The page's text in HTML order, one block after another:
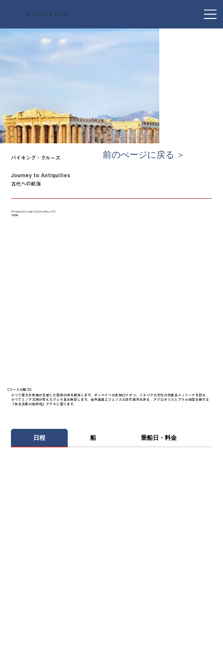
オーシャンドリーム
《​コースの魅力》
かつて偉大な帝国が支配した歴史の海を航海します。ポンペイへの玄関口ナポリ、シチリアの文化の交差点メッシーナを訪れ、
かつてミノア文明が栄えたクレタ島を探訪します。世界遺産エフェソスの古代都市を歩き、アクロポリスとプラカ地区を擁する
「民主主義の発祥地」アテネに浸ります。
日程 船 乗船日・料金
バイキング・クルーズ
Journey to Antiquities
古代への航海
アテネ(ピレウス) ⇔ ローマ(チヴィタヴェッキア)
7泊8日
前のぺージに戻る ＞